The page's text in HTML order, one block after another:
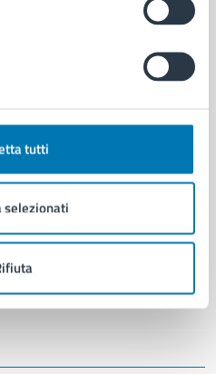
tutti
selezionati